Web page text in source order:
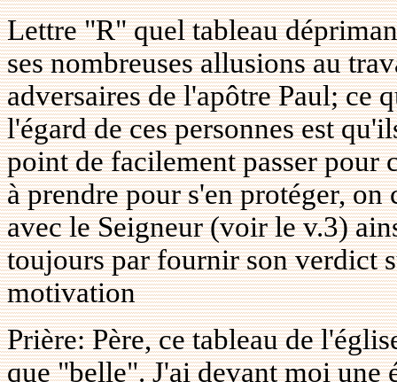
Lettre "R" quel tableau
ses nombreuses allusions au
adversaires de l'apôtre Paul; ce
l'égard de ces personnes est
point de facilement passer pour
à prendre pour s'en protéger,
avec le Seigneur (voir le v.3)
toujours par fournir son verdict
motivation
Prière: Père, ce tableau de
que "belle". J'ai devant moi une